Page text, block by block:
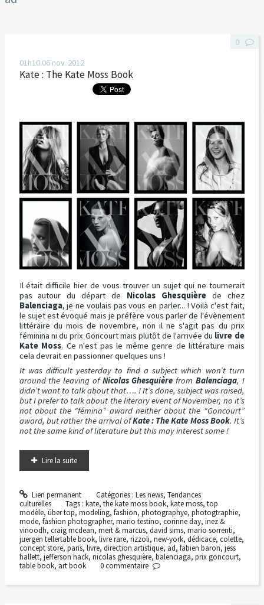
01h10 06 nov. 2012
Kate : The Kate Moss Book
Il était difficile hier de vous trouver un sujet qui ne tournerait
pas autour du départ de Nicolas Ghesquièrede chez
Balenciaga, je ne voulais pas vous en parler... ! Voilà c'est fait,
le sujet est évoqué mais je préfère vous parler de l'évènement
littéraire du mois de novembre, non il ne s'agit pas du prix
féminina ni du prix Goncourt mais plutôt de l'arrivée du livre de
Kate Moss. Ce n'est pas le même genre de littérature mais
cela devrait en passionner quelques uns !
It was difficult yesterday to find a subject which won’t turn
around the leaving ofNicolas Ghesquière from Balenciaga, I
didn’t want to talk about that…. ! It’s done, subject was raised,
but I prefer to talk about the literary event of November, no it’s
not about the “fémina” award neither about the “Goncourt”
award, but rather the arrival ofKate : The Kate Moss Book. It’s
not the same kind of literature but this may interest some !
Lire la suite
Lien permanent Catégories : Les news, Tendances
culturelles
Tags :kate,the kate moss book,kate moss,top
modèle, über top, modeling, fashion, photographye, photogtraphie,
mode, fashion photographer, mario testino, corinne day, inez &
vinoodh, craig mcdean, mert & marcus, david sims, mario sorrenti,
juergen tellertable book, livre rare, rizzoli, new-york, dédicace, colette,
concept store, paris, livre, direction artistique, ad, fabien baron, jess
hallett, jefferson hack, nicolas ghesquière, balenciaga, prix goncourt,
table book, art book
0
0commentaire